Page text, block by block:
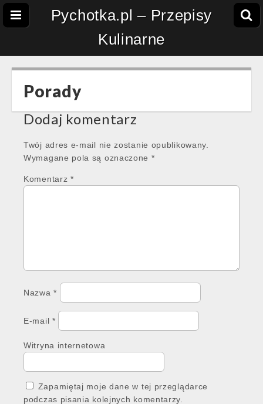
Pychotka.pl – Przepisy
Kulinarne
Porady
Dodaj komentarz
Twój adres e-mail nie zostanie opublikowany.
Wymagane pola są oznaczone *
Komentarz *
Nazwa*
E-mail *
Witryna internetowa
Zapamiętaj moje dane w tej przeglądarce
podczas pisania kolejnych komentarzy.